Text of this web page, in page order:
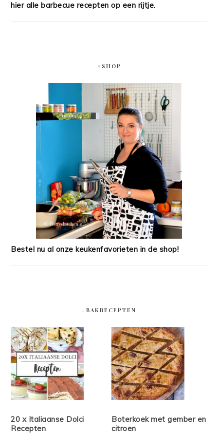
hier alle barbecue recepten op een rijtje.
#SHOP
Bestel nu al onze keukenfavorieten in de shop!
#BAKRECEPTEN
20 x Italiaanse Dolci
Recepten
Boterkoek met gember en
citroen